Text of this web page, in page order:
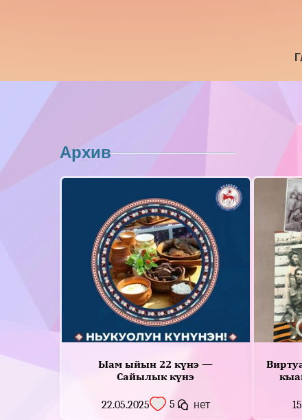
Архив
Ыам ыйын 22 күнэ —
Сайылык күнэ
22.05.2025 5 нет